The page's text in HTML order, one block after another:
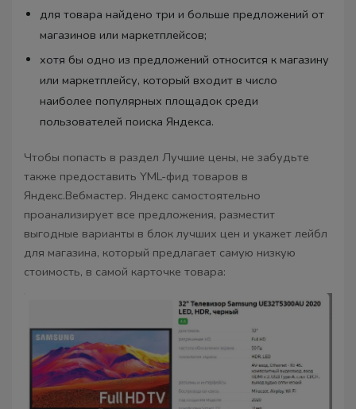
для товара найдено три и больше предложений от
магазинов или маркетплейсов;
хотя бы одно из предложений относится к магазину
или маркетплейсу, который входит в число
наиболее популярных площадок среди
пользователей поиска Яндекса.
Чтобы попасть в раздел Лучшие цены, не забудьте
также предоставить YML-фид товаров в
Яндекс.Вебмастер. Яндекс самостоятельно
проанализирует все предложения, разместит
выгодные варианты в блок лучших цен и укажет лейбл
для магазина, который предлагает самую низкую
стоимость, в самой карточке товара: